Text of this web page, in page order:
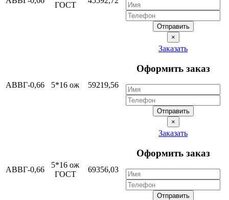
ГОСТ
Отправить
×
АВВГ-0,66 5*16 ож 59219,56
Заказать
Оформить заказ
Отправить
×
АВВГ-0,66
5*16 ож
ГОСТ
69356,03
Заказать
Оформить заказ
Отправить